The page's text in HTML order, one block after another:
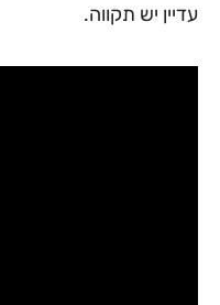
עדיין יש תקווה.